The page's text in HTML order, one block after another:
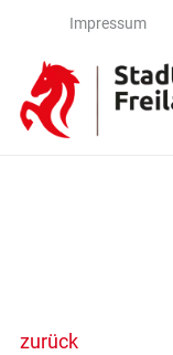
Impressum
zurück